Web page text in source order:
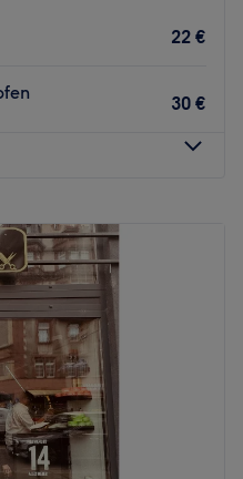
22 €
30 €
10:00
10:00
11:00
11:00
Geschlossen
Geschlossen
für Hair-Style mit
modern und auf
Hier trifft lässiges